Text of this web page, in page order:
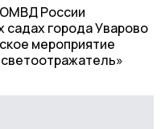
России
садах города Уварово
мероприятие